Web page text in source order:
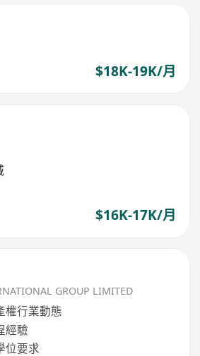
$18K-19K/月
$16K-17K/月
GROUP LIMITED
權行業動態
經驗
位要求